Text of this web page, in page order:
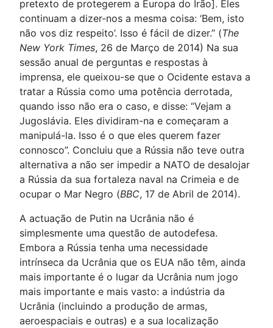
pretexto de protegerem a Europa do Irão]. Eles
continuam a dizer-nos a mesma coisa: ‘Bem, isto
não vos diz respeito’. Isso é fácil de dizer.” (The
New York Times, 26 de Março de 2014) Na sua
sessão anual de perguntas e respostas à
imprensa, ele queixou-se que o Ocidente estava a
tratar a Rússia como uma potência derrotada,
quando isso não era o caso, e disse: “Vejam a
Jugoslávia. Eles dividiram-na e começaram a
manipulá-la. Isso é o que eles querem fazer
connosco”. Concluiu que a Rússia não teve outra
alternativa a não ser impedir a NATO de desalojar
a Rússia da sua fortaleza naval na Crimeia e de
ocupar o Mar Negro (BBC, 17 de Abril de 2014).
A actuação de Putin na Ucrânia não é
simplesmente uma questão de autodefesa.
Embora a Rússia tenha uma necessidade
intrínseca da Ucrânia que os EUA não têm, ainda
mais importante é o lugar da Ucrânia num jogo
mais importante e mais vasto: a indústria da
Ucrânia (incluindo a produção de armas,
aeroespaciais e outras) e a sua localização